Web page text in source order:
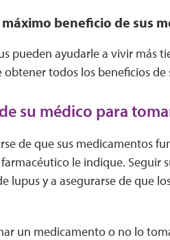
beneficio de sus
pueden ayudarle a vivir más
todos los beneficios de
su médico para
de que sus medicamentos
le indique. Seguir
lupus y a asegurarse de que
un medicamento o no lo